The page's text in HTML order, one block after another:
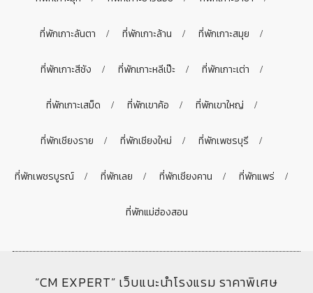
ที่พักเกาะลันตา ที่พักเกาะล้าน ที่พักเกาะสมุย
ที่พักเกาะสีชัง ที่พักเกาะหลีเป๊ะ ที่พักเกาะเต่า
ที่พักเกาะเสม็ด ที่พักเขาค้อ ที่พักเขาใหญ่
ที่พักเชียงราย ที่พักเชียงใหม่ ที่พักเพชรบุรี
ที่พักเพชรบูรณ์ ที่พักเลย ที่พักเชียงคาน ที่พักแพร่
ที่พักแม่ฮ่องสอน
“CM EXPERT” เว็บแนะนำโรงแรม ราคาพิเศษ